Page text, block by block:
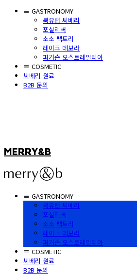
≡ GASTRONOMY
북유럽 씨베리
포실리버
소소 팩토리
레이크 데보라
퍼거슨 오스트레일리아
≡ COSMETIC
씨베리 원료
B2B 문의
MERRY&B
≡ GASTRONOMY
북유럽 씨베리
포실리버
소소 팩토리
레이크 데보라
퍼거슨 오스트레일리아
≡ COSMETIC
씨베리 원료
B2B 문의